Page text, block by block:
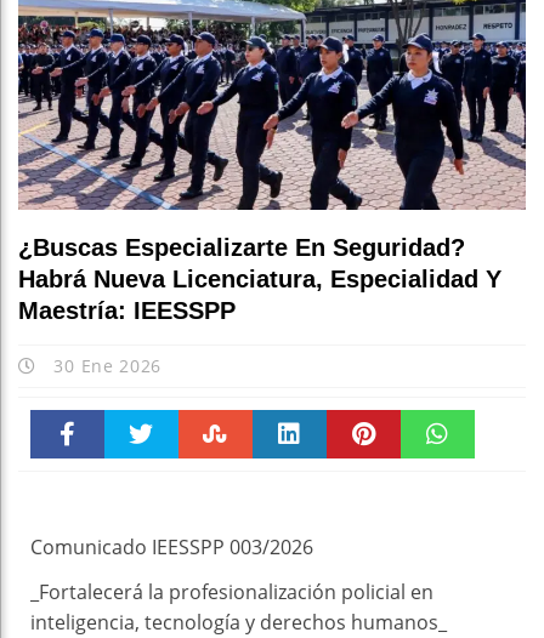
¿Buscas Especializarte En Seguridad?
Habrá Nueva Licenciatura, Especialidad Y
Maestría: IEESSPP
30 Ene 2026
Comunicado IEESSPP 003/2026
_Fortalecerá la profesionalización policial en
inteligencia, tecnología y derechos humanos_